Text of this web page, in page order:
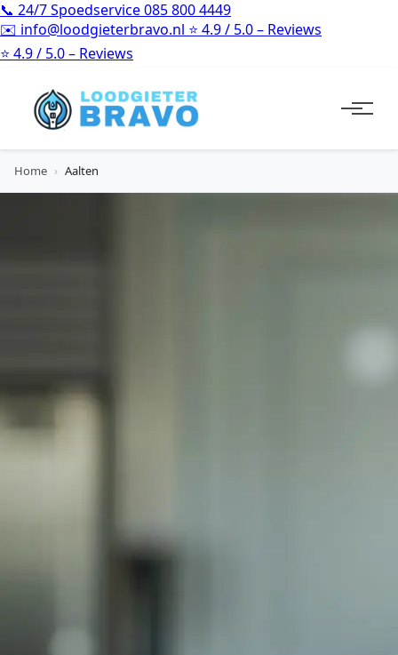
📞 24/7 Spoedservice085 800 4449
✉️ info@loodgieterbravo.nl ⭐ 4.9 / 5.0 – Reviews
⭐ 4.9 / 5.0 – Reviews
Home › Aalten